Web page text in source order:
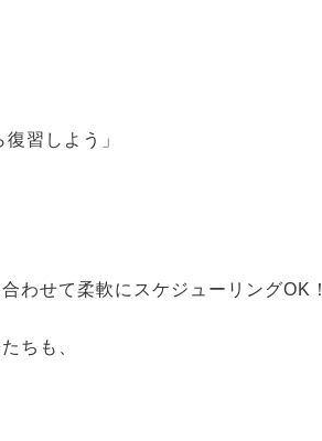
習しよう」
わせて柔軟にスケジューリングOK！
ちも、